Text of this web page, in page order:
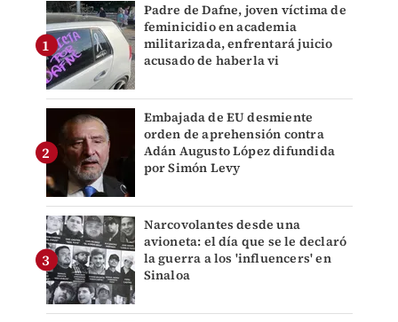
Padre de Dafne, joven víctima de
feminicidio en academia
militarizada, enfrentará juicio
acusado de haberla vi
Embajada de EU desmiente
orden de aprehensión contra
Adán Augusto López difundida
por Simón Levy
Narcovolantes desde una
avioneta: el día que se le declaró
la guerra a los 'influencers' en
Sinaloa